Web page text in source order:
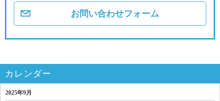
お問い合わせフォーム
カレンダー
2025年9月